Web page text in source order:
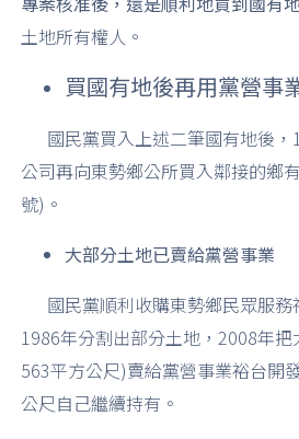
土地所有權人。
買國有地後再用黨營事
國民黨買入上述二筆國有地後，
公司再向東勢鄉公所買入鄰接的鄉
號)。
大部分土地已賣給黨營事業
國民黨順利收購東勢鄉民眾服務
1986年分割出部分土地，2008年
563平方公尺)賣給黨營事業裕台開
公尺自己繼續持有。